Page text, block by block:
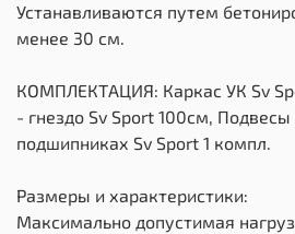
Устанавливаются путем
менее 30 см.
КОМПЛЕКТАЦИЯ: Каркас УК Sv
- гнездо Sv Sport 100см,
подшипниках Sv Sport 1 компл.
Размеры и характеристики:
Максимально допустимая